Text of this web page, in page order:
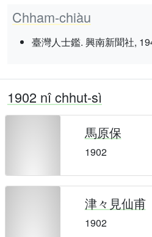
Chham-chiàu
臺灣人士鑑. 興南新聞社,
1902 nî chhut-sì
馬原保
1902
津々見仙甫
1902